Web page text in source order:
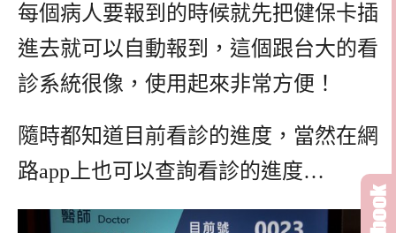
每個病人要報到的時候就先把健保卡插
進去就可以自動報到，這個跟台大的看
診系統很像，使用起來非常方便！
隨時都知道目前看診的進度，當然在網
路app上也可以查詢看診的進度…